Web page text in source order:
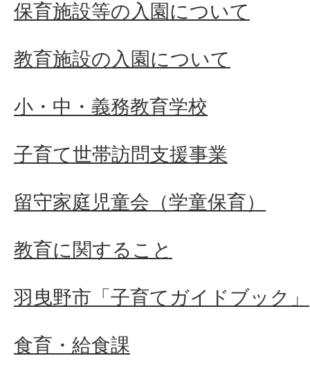
保育施設等の入園について
教育施設の入園について
小・中・義務教育学校
子育て世帯訪問支援事業
留守家庭児童会（学童保育）
教育に関すること
羽曳野市「子育てガイドブック」
食育・給食課